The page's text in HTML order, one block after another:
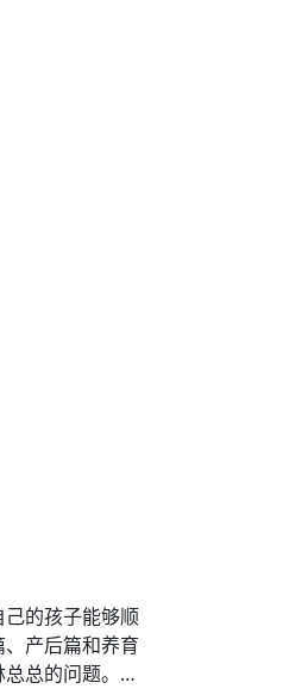
的孩子能够顺
产后篇和养育
总总的问题。…